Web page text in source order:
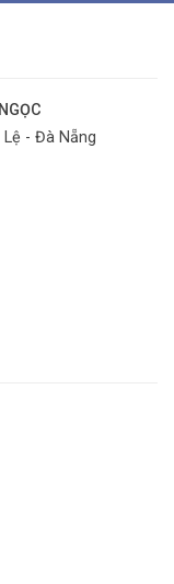
- Đà Nẵng